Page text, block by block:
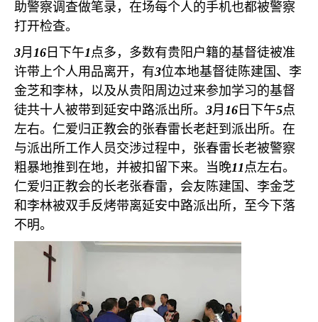
助警察调查做笔录，在场每个人的手机也都被警察
打开检查。
3月 16 日下午1点多，多数有贵阳户籍的基督徒被准
许带上个人用品离开，有3位本地基督徒陈建国、李
金芝和李林，以及从贵阳周边过来参加学习的基督
徒共十人被带到延安中路派出所。 3月 16 日下午5点
左右。仁爱归正教会的张春雷长老赶到派出所。在
与派出所工作人员交涉过程中，张春雷长老被警察
粗暴地推到在地，并被扣留下来。当晚11点左右。
仁爱归正教会的长老张春雷，会友陈建国、李金芝
和李林被双手反烤带离延安中路派出所，至今下落
不明。